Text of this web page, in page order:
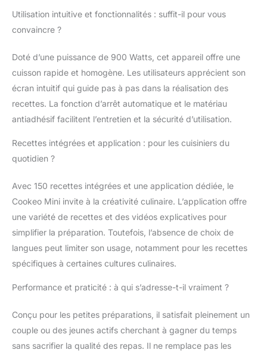
pression adapte pour
vous la cuisson en
quantités et du nombre
de convives VARIEZ
LES PLAISIRS AVEC
CRISP : préparez des
recettes qui allient
Extra Crisp, en passant
technologie air fryer en
un instant
COMPATIBILITE : avec
tous les Cookeo 6 L de
Moulinex CUISSON
RAPIDE : pas besoin de
préchauffage, jusqu'à
four classique (test
cuisson de 700 g de
frites surgelées, par
rapport à un four à
convection Moulinex)
Utilisation intuitive et fonctionnalités : suffit-il pour vous
convaincre ?
Doté d’une puissance de 900 Watts, cet appareil offre une
cuisson rapide et homogène. Les utilisateurs apprécient son
écran intuitif qui guide pas à pas dans la réalisation des
recettes. La fonction d’arrêt automatique et le matériau
antiadhésif facilitent l’entretien et la sécurité d’utilisation.
Recettes intégrées et application : pour les cuisiniers du
quotidien ?
Avec 150 recettes intégrées et une application dédiée, le
Cookeo Mini invite à la créativité culinaire. L’application offre
une variété de recettes et des vidéos explicatives pour
simplifier la préparation. Toutefois, l’absence de choix de
langues peut limiter son usage, notamment pour les recettes
spécifiques à certaines cultures culinaires.
Performance et praticité : à qui s’adresse-t-il vraiment ?
Conçu pour les petites préparations, il satisfait pleinement un
couple ou des jeunes actifs cherchant à gagner du temps
sans sacrifier la qualité des repas. Il ne remplace pas les